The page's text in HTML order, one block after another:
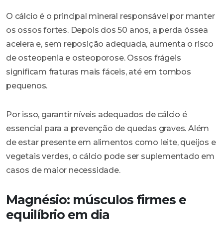
O cálcio é o principal mineral responsável por manter
os ossos fortes. Depois dos 50 anos, a perda óssea
acelera e, sem reposição adequada, aumenta o risco
de osteopenia e osteoporose. Ossos frágeis
significam fraturas mais fáceis, até em tombos
pequenos.
Por isso, garantir níveis adequados de cálcio é
essencial para a prevenção de quedas graves. Além
de estar presente em alimentos como leite, queijos e
vegetais verdes, o cálcio pode ser suplementado em
casos de maior necessidade.
Magnésio: músculos firmes e
equilíbrio em dia